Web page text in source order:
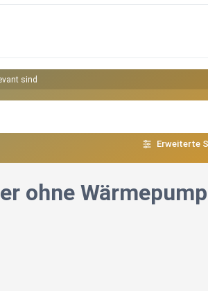
sind
Erweiterte
ohne